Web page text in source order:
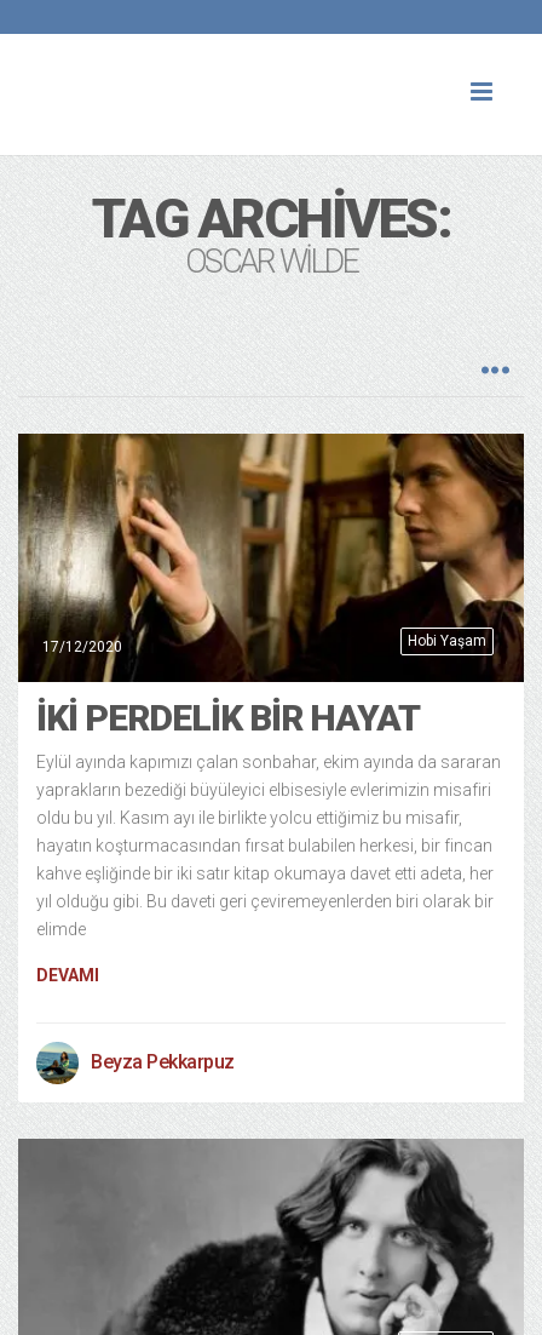
TAG ARCHIVES:
OSCAR WILDE
Hobi Yaşam
17/12/2020
İKİ PERDELİK BİR HAYAT
Eylül ayında kapımızı çalan sonbahar, ekim ayında da sararan
yaprakların bezediği büyüleyici elbisesiyle evlerimizin misafiri
oldu bu yıl. Kasım ayı ile birlikte yolcu ettiğimiz bu misafir,
hayatın koşturmacasından fırsat bulabilen herkesi, bir fincan
kahve eşliğinde bir iki satır kitap okumaya davet etti adeta, her
yıl olduğu gibi. Bu daveti geri çeviremeyenlerden biri olarak bir
elimde
DEVAMI
Beyza Pekkarpuz